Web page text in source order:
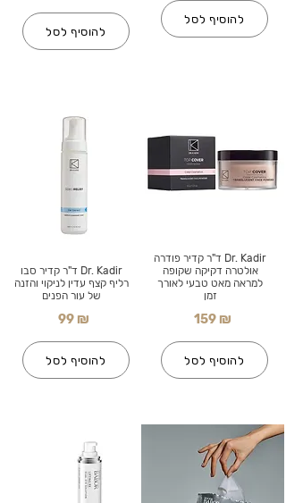
להוסיף לסל
Dr. Kadir ד"ר קדיר סבו
רליף קצף עדין לניקוי והזנה
של עור הפנים
99 ₪
להוסיף לסל
להוסיף לסל
Dr. Kadir ד"ר קדיר פודרה
אולטרה דקיקה שקופה
למראה מאט טבעי לאורך
זמן
159 ₪
להוסיף לסל